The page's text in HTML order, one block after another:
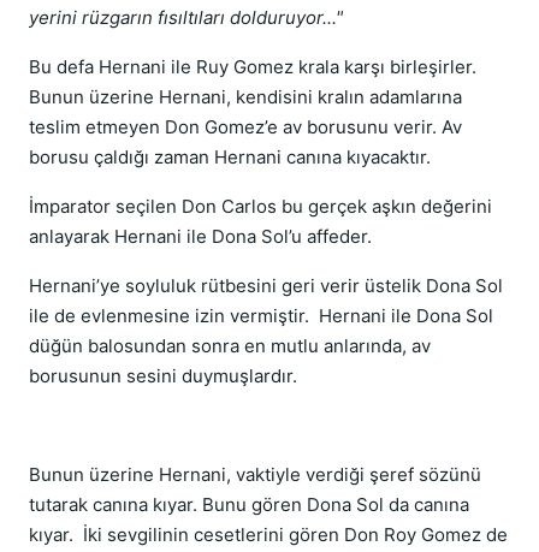
yerini rüzgarın fısıltıları dolduruyor..."
Bu defa Hernani ile Ruy Gomez krala karşı birleşirler.
Bunun üzerine Hernani, kendisini kralın adamlarına
teslim etmeyen Don Gomez’e av borusunu verir. Av
borusu çaldığı zaman Hernani canına kıyacaktır.
İmparator seçilen Don Carlos bu gerçek aşkın değerini
anlayarak Hernani ile Dona Sol’u affeder.
Hernani’ye soyluluk rütbesini geri verir üstelik Dona Sol
ile de evlenmesine izin vermiştir. Hernani ile Dona Sol
düğün balosundan sonra en mutlu anlarında, av
borusunun sesini duymuşlardır.
Bunun üzerine Hernani, vaktiyle verdiği şeref sözünü
tutarak canına kıyar. Bunu gören Dona Sol da canına
kıyar. İki sevgilinin cesetlerini gören Don Roy Gomez de